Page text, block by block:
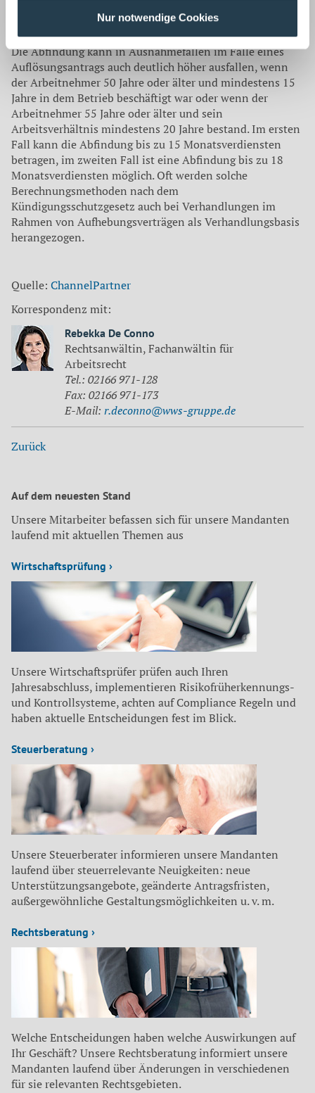
Nur notwendige Cookies
trotz Unwirksamkeit der Kündigung eine Fortsetzung des
Arbeitsverhältnisses unzumutbar ist.
Die Abfindung kann in Ausnahmefällen im Falle eines
Auflösungsantrags auch deutlich höher ausfallen, wenn
der Arbeitnehmer 50 Jahre oder älter und mindestens 15
Jahre in dem Betrieb beschäftigt war oder wenn der
Arbeitnehmer 55 Jahre oder älter und sein
Arbeitsverhältnis mindestens 20 Jahre bestand. Im ersten
Fall kann die Abfindung bis zu 15 Monatsverdiensten
betragen, im zweiten Fall ist eine Abfindung bis zu 18
Monatsverdiensten möglich. Oft werden solche
Berechnungsmethoden nach dem
Kündigungsschutzgesetz auch bei Verhandlungen im
Rahmen von Aufhebungsverträgen als Verhandlungsbasis
herangezogen.
Quelle: ChannelPartner
Korrespondenz mit:
Rebekka De Conno
Rechtsanwältin, Fachanwältin für
Arbeitsrecht
Tel.: 02166 971-128
Fax: 02166 971-173
E-Mail: r.deconno@wws-gruppe.de
Zurück
Auf dem neuesten Stand
Unsere Mitarbeiter befassen sich für unsere Mandanten
laufend mit aktuellen Themen aus
Wirtschaftsprüfung ›
Unsere Wirtschaftsprüfer prüfen auch Ihren
Jahresabschluss, implementieren Risikofrüherkennungs-
und Kontrollsysteme, achten auf Compliance Regeln und
haben aktuelle Entscheidungen fest im Blick.
Steuerberatung ›
Unsere Steuerberater informieren unsere Mandanten
laufend über steuerrelevante Neuigkeiten: neue
Unterstützungsangebote, geänderte Antragsfristen,
außergewöhnliche Gestaltungsmöglichkeiten u. v. m.
Rechtsberatung ›
Welche Entscheidungen haben welche Auswirkungen auf
Ihr Geschäft? Unsere Rechtsberatung informiert unsere
Mandanten laufend über Änderungen in verschiedenen
für sie relevanten Rechtsgebieten.